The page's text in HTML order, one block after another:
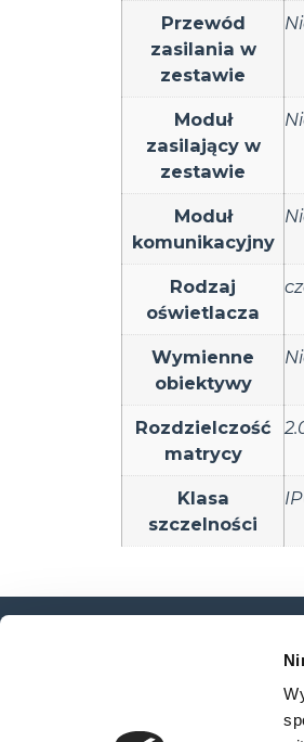
Przewód
zasilania w
zestawie
Moduł
zasilający w
zestawie
Moduł
komunikacyjny
Rodzaj
oświetlacza
Wymienne
obiektywy
Rozdzielczość
matrycy
Klasa
szczelności